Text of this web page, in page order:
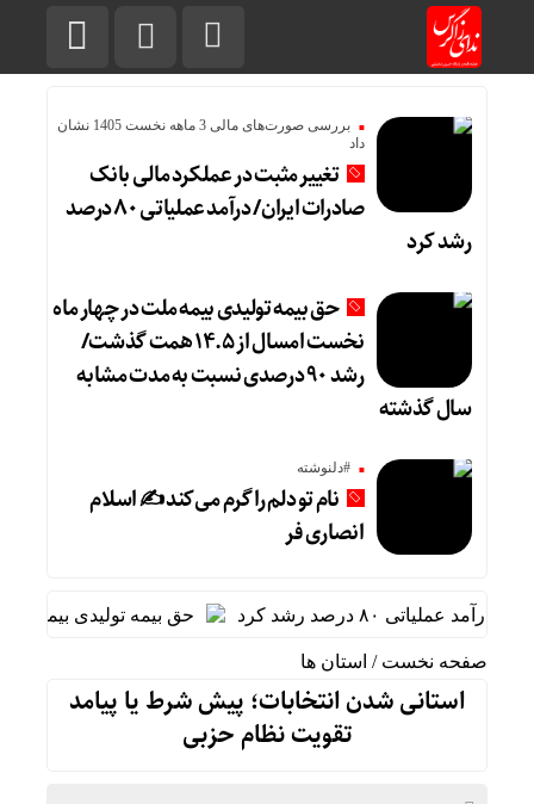
بررسی صورت‌های مالی 3 ماهه نخست 1405 نشان
داد
تغییر مثبت در عملکرد مالی بانک
صادرات ایران/ درآمد عملیاتی ۸۰ درصد
رشد کرد
حق بیمه تولیدی بیمه ملت در چهار ماه
نخست امسال از ۱۴.۵ همت گذشت/
رشد ۹۰ درصدی نسبت به مدت مشابه
سال گذشته
#دلنوشته
نام تو دلم را گرم می‌کند ✍️ اسلام
انصاری فر
درصد رشد کرد حق بیمه تولیدی بیمه ملت در چهار ماه نخست امسال از ۱۴.۵ همت
صفحه نخست / استان ها
استانی شدن انتخابات؛ پیش شرط یا پیامد
تقویت نظام حزبی